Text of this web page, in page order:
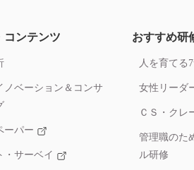
コンテンツ
ノベーション＆コンサ
ーパー
・サーベイ
おすすめ研
人を育てる
女性リーダ
ＣＳ・クレ
管理職のた
ル研修